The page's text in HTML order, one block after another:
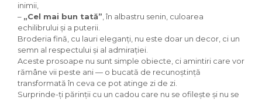
inimii,
– „Cel mai bun tată” , în albastru senin, culoarea
echilibrului și a puterii.
Broderia fină, cu lauri eleganți, nu este doar un decor, ci un
semn al respectului și al admirației.
Aceste prosoape nu sunt simple obiecte, ci amintiri care vor
rămâne vii peste ani — o bucată de recunoștință
transformată în ceva ce pot atinge zi de zi.
Surprinde-ți părinții cu un cadou care nu se ofilește și nu se